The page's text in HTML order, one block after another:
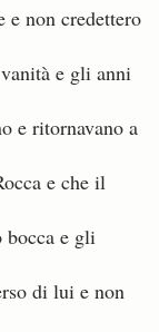
e non credettero
e gli anni
e ritornavano a
e che il
bocca e gli
di lui e non